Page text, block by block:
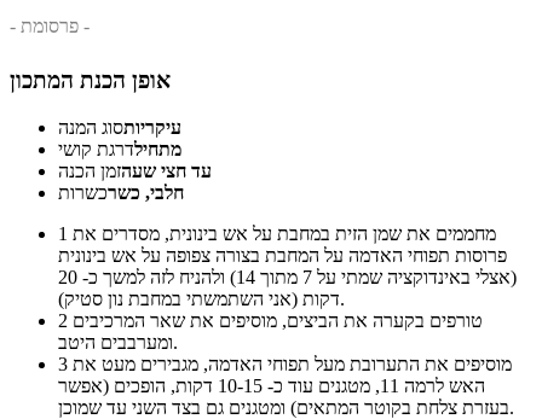
- פרסומת -
אופן הכנת המתכון
עיקריותסוג המנה
מתחילדרגת קושי
עד חצי שעהזמן הכנה
חלבי, כשרכשרות
1
פרוסות תפוחי האדמה על המחבת בצורה צפופה על אש בינונית
(אצלי באינדוקציה שמתי על 7 מתוך 14) ולהניח לזה למשך כ- 20
דקות (אני השתמשתי במחבת נון סטיק).
2
ומערבבים היטב.
3
האש לרמה 11, מטגנים עוד כ- 10-15 דקות, הופכים (אפשר
בעזרת צלחת בקוטר המתאים) ומטגנים גם בצד השני עד שמוכן.